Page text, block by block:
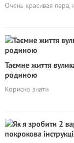
Очень красивая пара,
Таємне життя
родиною
Корисно знати